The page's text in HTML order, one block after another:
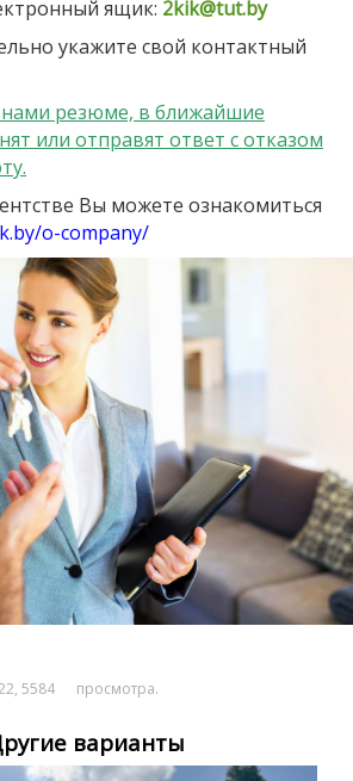
ящик: 2kik@tut.by
укажите свой контактный
нами резюме, в ближайшие
или отправят ответ с отказом
Вы можете ознакомиться
o-company/
5584 просмотра.
варианты